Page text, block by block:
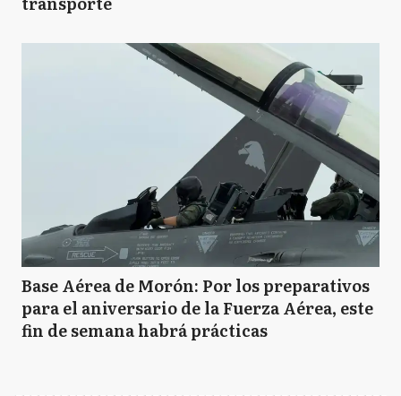
Base Aérea de Morón: Por los preparativos
para el aniversario de la Fuerza Aérea, este
fin de semana habrá prácticas